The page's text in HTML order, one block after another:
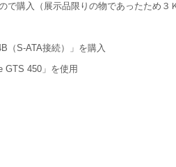
購入（展示品限りの物であったため３Ｋ
（S-ATA接続）」を購入
GTS 450」を使用